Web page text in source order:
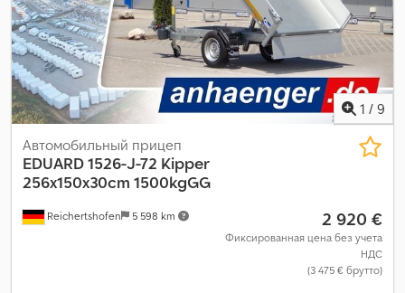
1 / 9
Reichertshofen 5 598 km
Автомобильный прицеп
EDUARD1526-J-72 Kipper
256x150x30cm 1500kgGG
2 920 €
Фиксированная цена без учета
НДС
(3 475 € брутто)